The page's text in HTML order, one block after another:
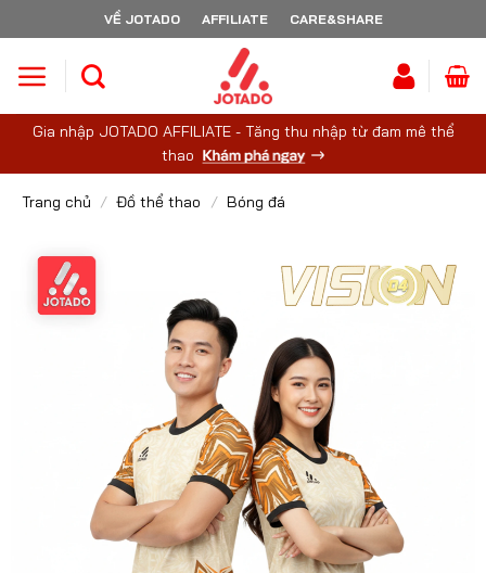
to
VỀ JOTADO AFFILIATE CARE&SHARE
Gia nhập JOTADO AFFILIATE - Tăng thu nhập từ đam mê thể
thao
Trang chủ / Đồ thể thao / Bóng đá